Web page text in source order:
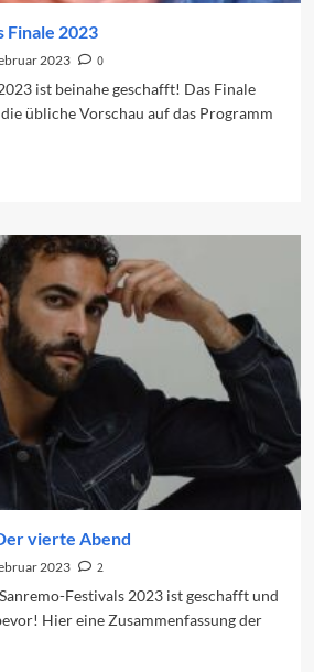
Finale 2023
2023
0
ist beinahe geschafft! Das Finale
übliche Vorschau auf das Programm
vierte Abend
2023
2
Festivals 2023 ist geschafft und
Hier eine Zusammenfassung der